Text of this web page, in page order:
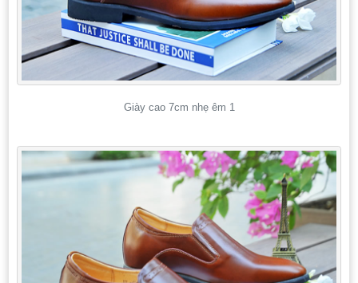
Giày cao 7cm nhẹ êm 1